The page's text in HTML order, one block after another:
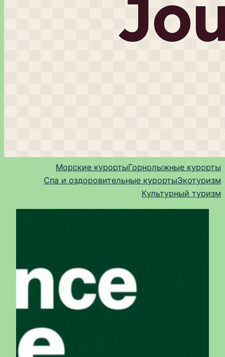
Морские курортыГорнолыжные курорты
Спа и оздоровительные курортыЭкотуризм
Культурный туризм